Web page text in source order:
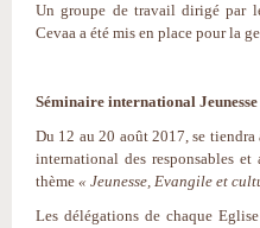
Un groupe de travail dirigé par
Cevaa a été mis en place pour la
Séminaire international
Du 12 au 20 août 2017, se
international des responsables et
thème « Jeunesse, Evangile et
Les délégations de chaque